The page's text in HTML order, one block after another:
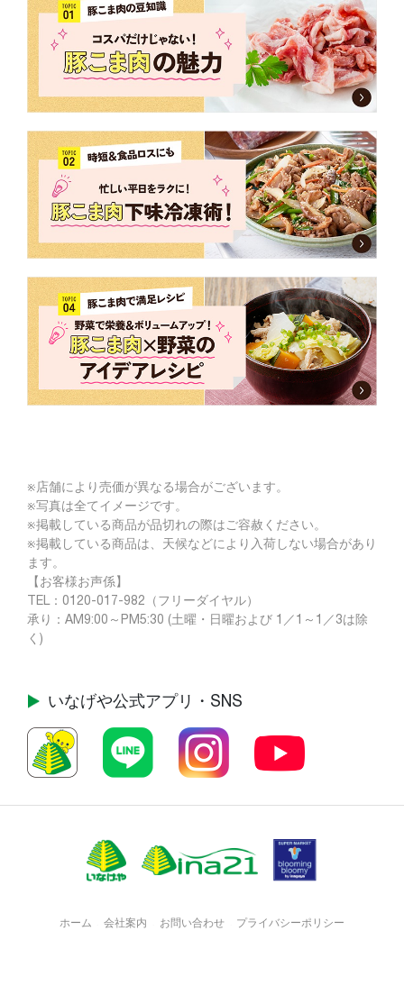
※店舗により売価が異なる場合がございます。
※写真は全てイメージです。
※掲載している商品が品切れの際はご容赦ください。
※掲載している商品は、天候などにより入荷しない場合があり
ます。
【お客様お声係】
TEL： 0120-017-982 （フリーダイヤル）
承り：AM9:00～PM5:30 (土曜・日曜および 1／1～1／3は除
く)
いなげや公式アプリ・SNS
ホーム 会社案内 お問い合わせ プライバシーポリシー